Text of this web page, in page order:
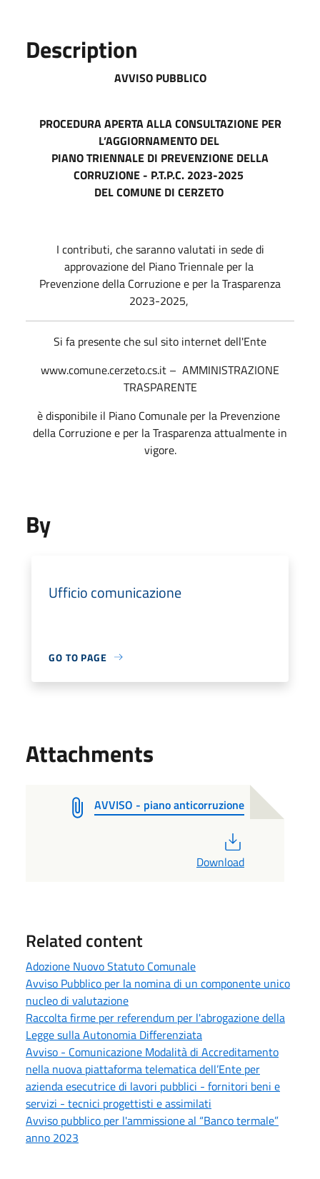
Description
AVVISO PUBBLICO
PROCEDURA APERTA ALLA CONSULTAZIONE PER
L’AGGIORNAMENTO DEL
PIANO TRIENNALE DI PREVENZIONE DELLA
CORRUZIONE - P.T.P.C. 2023-2025
DEL COMUNE DI CERZETO
I contributi, che saranno valutati in sede di
approvazione del Piano Triennale per la
Prevenzione della Corruzione e per la Trasparenza
2023-2025,
Si fa presente che sul sito internet dell'Ente
www.comune.cerzeto.cs.it – AMMINISTRAZIONE
TRASPARENTE
è disponibile il Piano Comunale per la Prevenzione
della Corruzione e per la Trasparenza attualmente in
vigore.
By
Ufficio comunicazione
GO TO PAGE
Attachments
AVVISO - piano anticorruzione
Download
Related content
Adozione Nuovo Statuto Comunale
Avviso Pubblico per la nomina di un componente unico
nucleo di valutazione
Raccolta firme per referendum per l'abrogazione della
Legge sulla Autonomia Differenziata
Avviso - Comunicazione Modalità di Accreditamento
nella nuova piattaforma telematica dell’Ente per
azienda esecutrice di lavori pubblici - fornitori beni e
servizi - tecnici progettisti e assimilati
Avviso pubblico per l'ammissione al “Banco termale”
anno 2023